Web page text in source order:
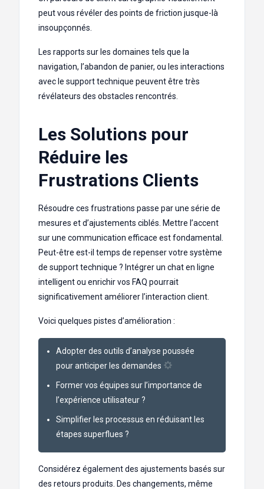
peut vous révéler des points de friction jusque-là
insoupçonnés.
Les rapports sur les domaines tels que la
navigation, l’abandon de panier, ou les interactions
avec le support technique peuvent être très
révélateurs des obstacles rencontrés.
Les Solutions pour
Réduire les
Frustrations Clients
Résoudre ces frustrations passe par une série de
mesures et d’ajustements ciblés. Mettre l’accent
sur une communication efficace est fondamental.
Peut-être est-il temps de repenser votre système
de support technique ? Intégrer un chat en ligne
intelligent ou enrichir vos FAQ pourrait
significativement améliorer l’interaction client.
Voici quelques pistes d’amélioration :
Adopter des outils d’analyse poussée
pour anticiper les demandes
Former vos équipes sur l’importance de
l’expérience utilisateur ?
Simplifier les processus en réduisant les
étapes superflues ?️
Considérez également des ajustements basés sur
des retours produits. Des changements, même